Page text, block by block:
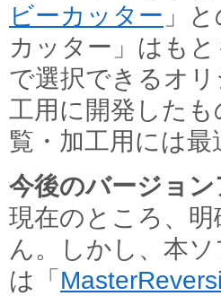
ビーカッター 」
カッター」はも
で選択できるオ
工用に開発した
覧・加工用には最
今後のバージョ
現在のところ、
ん。しかし、本
は「